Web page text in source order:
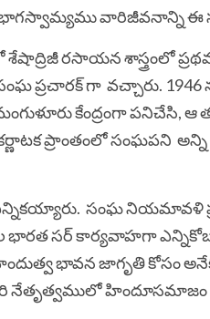
భాగస్వామ్యము వారిజీవనాన్ని
రసాయన శాస్త్రంలో
ప్రచారక్ గా వచ్చారు. 1946
కేంద్రంగా పనిచేసి, ఆ
ప్రాంతంలో సంఘపని అన్ని
సంఘ నియమావళి
భారత సర్ కార్యవాహగా
భావన జాగృతి కోసం
హిందూసమాజం